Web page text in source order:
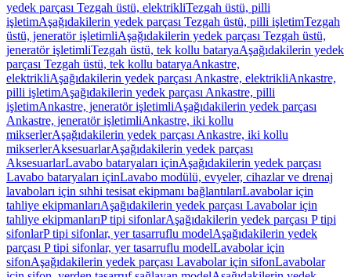
yedek parçası Tezgah üstü, elektrikliTezgah üstü, pilli
işletimAşağıdakilerin yedek parçası Tezgah üstü, pilli işletimTezgah
üstü, jeneratör işletimliAşağıdakilerin yedek parçası Tezgah üstü,
jeneratör işletimliTezgah üstü, tek kollu bataryaAşağıdakilerin yedek
parçası Tezgah üstü, tek kollu bataryaAnkastre,
elektrikliAşağıdakilerin yedek parçası Ankastre, elektrikliAnkastre,
pilli işletimAşağıdakilerin yedek parçası Ankastre, pilli
işletimAnkastre, jeneratör işletimliAşağıdakilerin yedek parçası
Ankastre, jeneratör işletimliAnkastre, iki kollu
mikserlerAşağıdakilerin yedek parçası Ankastre, iki kollu
mikserlerAksesuarlarAşağıdakilerin yedek parçası
AksesuarlarLavabo bataryaları içinAşağıdakilerin yedek parçası
Lavabo bataryaları içinLavabo modülü, evyeler, cihazlar ve drenaj
lavaboları için sıhhi tesisat ekipmanı bağlantılarıLavabolar için
tahliye ekipmanlarıAşağıdakilerin yedek parçası Lavabolar için
tahliye ekipmanlarıP tipi sifonlarAşağıdakilerin yedek parçası P tipi
sifonlarP tipi sifonlar, yer tasarruflu modelAşağıdakilerin yedek
parçası P tipi sifonlar, yer tasarruflu modelLavabolar için
sifonAşağıdakilerin yedek parçası Lavabolar için sifonLavabolar